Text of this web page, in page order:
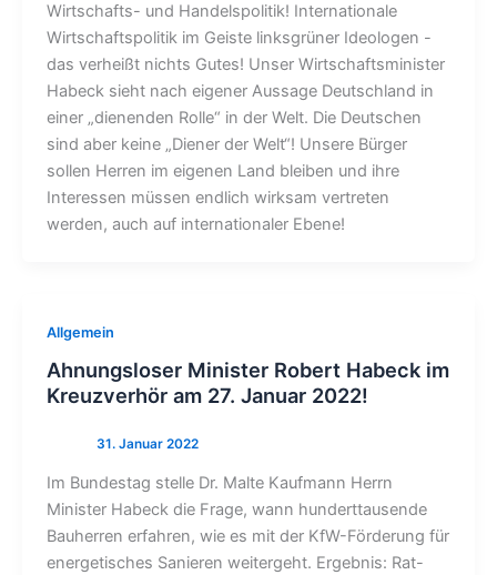
Wirtschafts- und Handelspolitik! Internationale
Wirtschaftspolitik im Geiste linksgrüner Ideologen -
das verheißt nichts Gutes! Unser Wirtschaftsminister
Habeck sieht nach eigener Aussage Deutschland in
einer „dienenden Rolle“ in der Welt. Die Deutschen
sind aber keine „Diener der Welt“! Unsere Bürger
sollen Herren im eigenen Land bleiben und ihre
Interessen müssen endlich wirksam vertreten
werden, auch auf internationaler Ebene!
Allgemein
Ahnungsloser Minister Robert Habeck im
Kreuzverhör am 27. Januar 2022!
Im Bundestag stelle Dr. Malte Kaufmann Herrn
Minister Habeck die Frage, wann hunderttausende
Bauherren erfahren, wie es mit der KfW-Förderung für
energetisches Sanieren weitergeht. Ergebnis: Rat-